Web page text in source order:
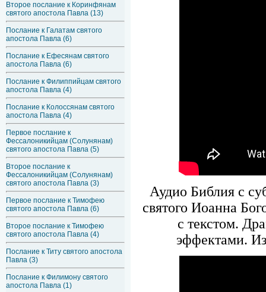
Второе послание к Коринфянам
святого апостола Павла (13)
Послание к Галатам святого
апостола Павла (6)
Послание к Ефесянам святого
апостола Павла (6)
Послание к Филиппийцам святого
апостола Павла (4)
Послание к Колоссянам святого
апостола Павла (4)
Первое послание к
Фессалоникийцам (Солунянам)
святого апостола Павла (5)
Второе послание к
Фессалоникийцам (Солунянам)
святого апостола Павла (3)
Первое послание к Тимофею
святого апостола Павла (6)
Второе послание к Тимофею
святого апостола Павла (4)
Послание к Титу святого апостола
Павла (3)
Послание к Филимону святого
апостола Павла (1)
Аудио Библия с
святого Иоанна
с текстом.
эффектами.